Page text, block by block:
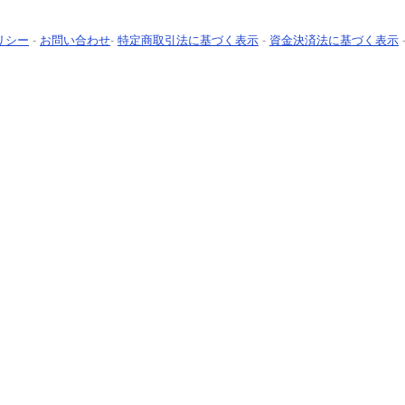
シー - お問い合わせ- 特定商取引法に基づく表示 - 資金決済法に基づく表示 -